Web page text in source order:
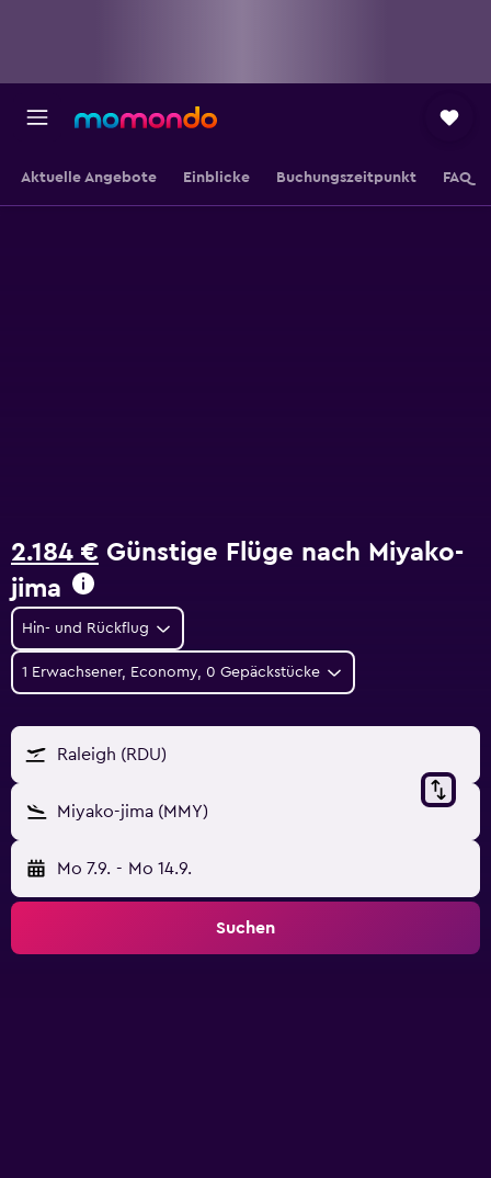
Aktuelle Angebote Einblicke Buchungszeitpunkt FAQ
2.184 € Günstige Flüge nach Miyako-
jima
Hin- und Rückflug
1 Erwachsener, Economy, 0 Gepäckstücke
Raleigh (RDU)
Miyako-jima (MMY)
Mo 7.9. - Mo 14.9.
Suchen